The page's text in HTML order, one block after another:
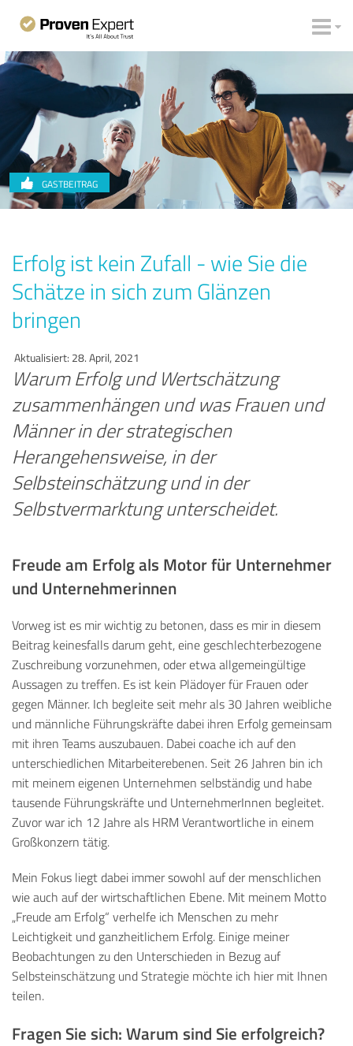
GASTBEITRAG
Erfolg ist kein Zufall - wie Sie die
Schätze in sich zum Glänzen
bringen
Aktualisiert: 28. April, 2021
Warum Erfolg und Wertschätzung
zusammenhängen und was Frauen und
Männer in der strategischen
Herangehensweise, in der
Selbsteinschätzung und in der
Selbstvermarktung unterscheidet.
Freude am Erfolg als Motor für Unternehmer
und Unternehmerinnen
Vorweg ist es mir wichtig zu betonen, dass es mir in diesem
Beitrag keinesfalls darum geht, eine geschlechterbezogene
Zuschreibung vorzunehmen, oder etwa allgemeingültige
Aussagen zu treffen. Es ist kein Plädoyer für Frauen oder
gegen Männer. Ich begleite seit mehr als 30 Jahren weibliche
und männliche Führungskräfte dabei ihren Erfolg gemeinsam
mit ihren Teams auszubauen. Dabei coache ich auf den
unterschiedlichen Mitarbeiterebenen. Seit 26 Jahren bin ich
mit meinem eigenen Unternehmen selbständig und habe
tausende Führungskräfte und UnternehmerInnen begleitet.
Zuvor war ich 12 Jahre als HRM Verantwortliche in einem
Großkonzern tätig.
Mein Fokus liegt dabei immer sowohl auf der menschlichen
wie auch auf der wirtschaftlichen Ebene. Mit meinem Motto
„Freude am Erfolg“ verhelfe ich Menschen zu mehr
Leichtigkeit und ganzheitlichem Erfolg. Einige meiner
Beobachtungen zu den Unterschieden in Bezug auf
Selbsteinschätzung und Strategie möchte ich hier mit Ihnen
teilen.
Fragen Sie sich: Warum sind Sie erfolgreich?